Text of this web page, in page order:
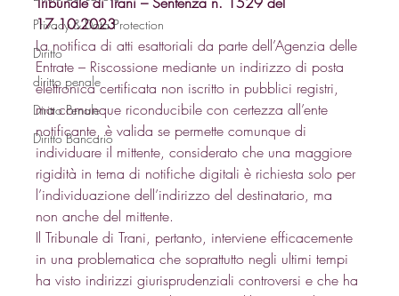
Privacy & Data Protection
Diritto
diritto penale
Diritto Penale
Diritto Bancario
17.10.2023
La notifica di atti esattoriali da parte dell’Agenzia delle
Entrate – Riscossione mediante un indirizzo di posta
elettronica certificata non iscritto in pubblici registri,
ma comunque riconducibile con certezza all’ente
notificante, è valida se permette comunque di
individuare il mittente, considerato che una maggiore
rigidità in tema di notifiche digitali è richiesta solo per
l’individuazione dell’indirizzo del destinatario, ma
non anche del mittente.
Il Tribunale di Trani, pertanto, interviene efficacemente
in una problematica che soprattutto negli ultimi tempi
ha visto indirizzi giurisprudenziali controversi e che ha